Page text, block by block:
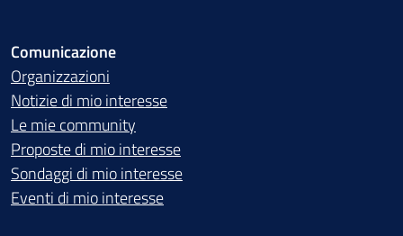
Comunicazione
Organizzazioni
Notizie di mio interesse
Le mie community
Proposte di mio interesse
Sondaggi di mio interesse
Eventi di mio interesse